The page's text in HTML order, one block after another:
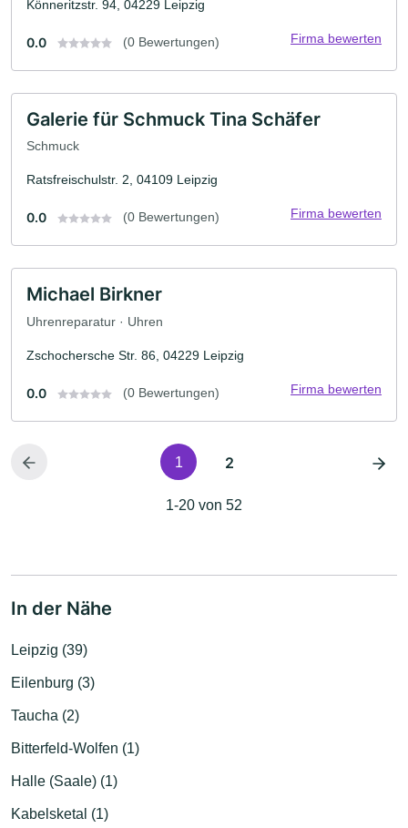
Könneritzstr. 94, 04229 Leipzig
0.0 (0 Bewertungen) Firma bewerten
Galerie für Schmuck Tina Schäfer
Schmuck
Ratsfreischulstr. 2, 04109 Leipzig
0.0 (0 Bewertungen) Firma bewerten
Michael Birkner
Uhrenreparatur · Uhren
Zschochersche Str. 86, 04229 Leipzig
0.0 (0 Bewertungen) Firma bewerten
1 2
1-20 von 52
In der Nähe
Leipzig (39)
Eilenburg (3)
Taucha (2)
Bitterfeld-Wolfen (1)
Halle (Saale) (1)
Kabelsketal (1)